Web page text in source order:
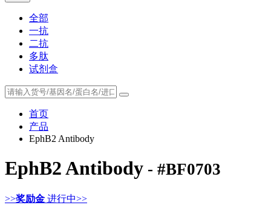
全部
一抗
二抗
多肽
试剂盒
首页
产品
EphB2 Antibody
EphB2 Antibody - #BF0703
>>奖励金 进行中>>